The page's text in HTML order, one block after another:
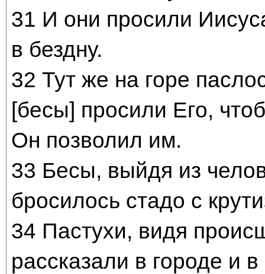
31 И они просили
в бездну.
32 Тут же на горе
[бесы] просили Его,
Он позволил им.
33 Бесы, выйдя из
бросилось стадо с
34 Пастухи, видя
рассказали в городе и